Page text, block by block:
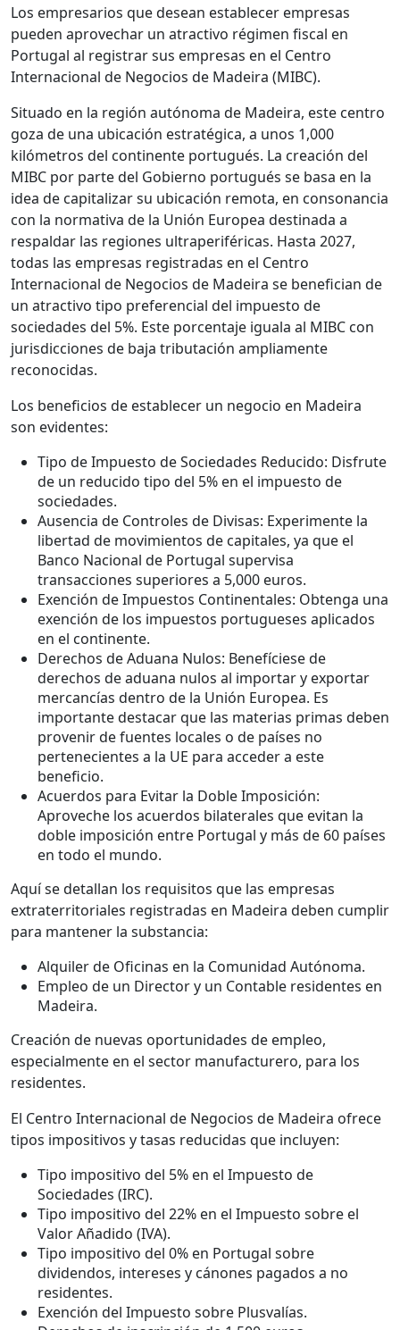
Los empresarios que desean establecer empresas
pueden aprovechar un atractivo régimen fiscal en
Portugal al registrar sus empresas en el Centro
Internacional de Negocios de Madeira (MIBC).
Situado en la región autónoma de Madeira, este centro
goza de una ubicación estratégica, a unos 1,000
kilómetros del continente portugués. La creación del
MIBC por parte del Gobierno portugués se basa en la
idea de capitalizar su ubicación remota, en consonancia
con la normativa de la Unión Europea destinada a
respaldar las regiones ultraperiféricas. Hasta 2027,
todas las empresas registradas en el Centro
Internacional de Negocios de Madeira se benefician de
un atractivo tipo preferencial del impuesto de
sociedades del 5%. Este porcentaje iguala al MIBC con
jurisdicciones de baja tributación ampliamente
reconocidas.
Los beneficios de establecer un negocio en Madeira
son evidentes:
Tipo de Impuesto de Sociedades Reducido: Disfrute
de un reducido tipo del 5% en el impuesto de
sociedades.
Ausencia de Controles de Divisas: Experimente la
libertad de movimientos de capitales, ya que el
Banco Nacional de Portugal supervisa
transacciones superiores a 5,000 euros.
Exención de Impuestos Continentales: Obtenga una
exención de los impuestos portugueses aplicados
en el continente.
Derechos de Aduana Nulos: Benefíciese de
derechos de aduana nulos al importar y exportar
mercancías dentro de la Unión Europea. Es
importante destacar que las materias primas deben
provenir de fuentes locales o de países no
pertenecientes a la UE para acceder a este
beneficio.
Acuerdos para Evitar la Doble Imposición:
Aproveche los acuerdos bilaterales que evitan la
doble imposición entre Portugal y más de 60 países
en todo el mundo.
Aquí se detallan los requisitos que las empresas
extraterritoriales registradas en Madeira deben cumplir
para mantener la substancia:
Alquiler de Oficinas en la Comunidad Autónoma.
Empleo de un Director y un Contable residentes en
Madeira.
Creación de nuevas oportunidades de empleo,
especialmente en el sector manufacturero, para los
residentes.
El Centro Internacional de Negocios de Madeira ofrece
tipos impositivos y tasas reducidas que incluyen:
Tipo impositivo del 5% en el Impuesto de
Sociedades (IRC).
Tipo impositivo del 22% en el Impuesto sobre el
Valor Añadido (IVA).
Tipo impositivo del 0% en Portugal sobre
dividendos, intereses y cánones pagados a no
residentes.
Exención del Impuesto sobre Plusvalías.